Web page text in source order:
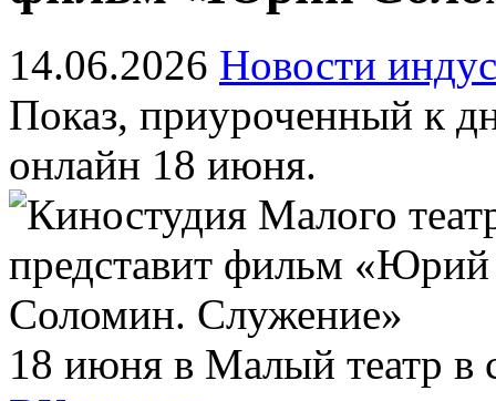
14.06.2026 Новости
Показ, приуроченный к
онлайн 18 июня.
18 июня в Малый театр в